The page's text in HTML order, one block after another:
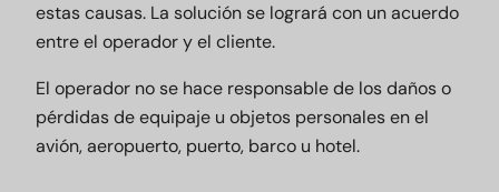
estas causas. La solución se logrará con un acuerdo
entre el operador y el cliente.
El operador no se hace responsable de los daños o
pérdidas de equipaje u objetos personales en el
avión, aeropuerto, puerto, barco u hotel.